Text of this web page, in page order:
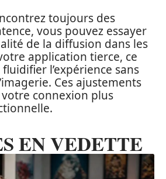
toujours des
vous pouvez essayer
de la diffusion dans les
application tierce, ce
l’expérience sans
Ces ajustements
connexion plus
EN VEDETTE